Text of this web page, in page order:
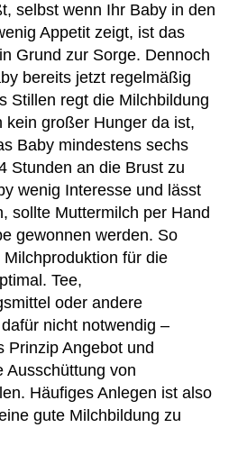
selbst wenn Ihr Baby in den
Appetit zeigt, ist das
Grund zur Sorge. Dennoch
bereits jetzt regelmäßig
Stillen regt die Milchbildung
kein großer Hunger da ist,
Baby mindestens sechs
Stunden an die Brust zu
wenig Interesse und lässt
sollte Muttermilch per Hand
gewonnen werden. So
für die
Tee,
oder andere
nicht notwendig –
Prinzip Angebot und
Ausschüttung von
Häufiges Anlegen ist also
gute Milchbildung zu